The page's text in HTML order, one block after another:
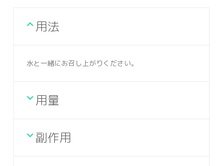
用法
水と一緒にお召し上がりください。
用量
副作用